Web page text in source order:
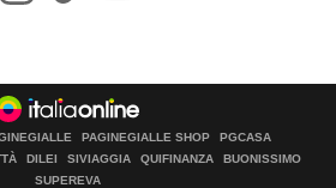
PAGINEGIALLE SHOP
PGCASA
DILEI SIVIAGGIA QUIFINANZA
BUONISSIMO
SUPEREVA